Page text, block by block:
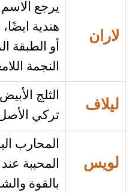
لاران
يرجع الاسم
هندية
أو الطبقة
النجمة
ليلاف
الثلج
تركي
لويس
المحارب
المحببة
بالقوة